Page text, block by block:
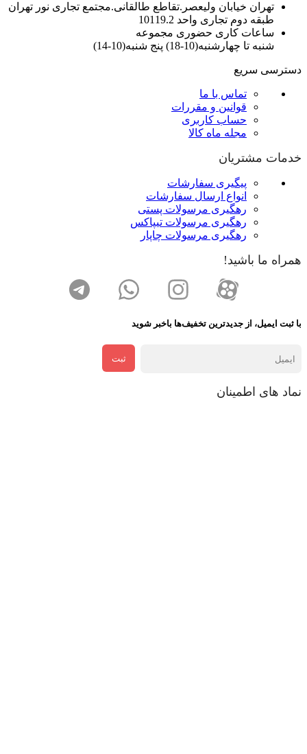
تهران خیابان ولیعصر.تقاطع طالقانی.مجتمع تجاری نور تهران
طبقه دوم تجاری واحد 10119.2
ساعات کاری حضوری مجموعه
شنبه تا چهارشنبه(10-18) پنج شنبه(10-14)
دسترسی سریع
تماس با ما
قوانین و مقررات
حساب کاربری
مجله ماه کالا
خدمات مشتریان
پیگیری سفارشات
انواع ارسال سفارشات
رهگیری مرسولات پستی
رهگیری مرسولات تیپاکس
رهگیری مرسولات چاپار
همراه ما باشید!
با ثبت ایمیل، از جدید‌ترین تخفیف‌ها با‌خبر شوید
ثبت
نماد های اطمینان